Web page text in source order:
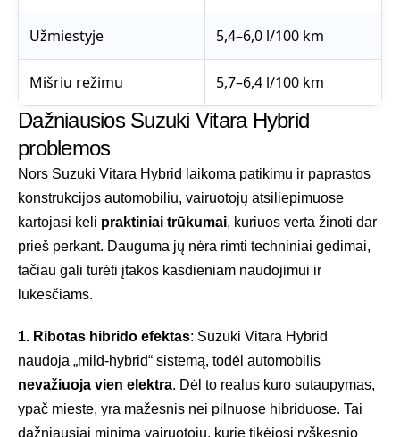
Užmiestyje 5,4–6,0 l/100 km
Mišriu režimu 5,7–6,4 l/100 km
Dažniausios Suzuki Vitara Hybrid
problemos
Nors Suzuki Vitara Hybrid laikoma patikimu ir paprastos
konstrukcijos automobiliu, vairuotojų atsiliepimuose
kartojasi keli praktiniai trūkumai, kuriuos verta žinoti dar
prieš perkant. Dauguma jų nėra rimti techniniai gedimai,
tačiau gali turėti įtakos kasdieniam naudojimui ir
lūkesčiams.
1. Ribotas hibrido efektas: Suzuki Vitara Hybrid
naudoja „mild-hybrid“ sistemą, todėl automobilis
nevažiuoja vien elektra. Dėl to realus kuro sutaupymas,
ypač mieste, yra mažesnis nei pilnuose hibriduose. Tai
dažniausiai minima vairuotojų, kurie tikėjosi ryškesnio